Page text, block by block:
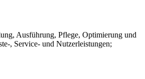
Ausführung, Pflege, Optimierung und
, Service- und Nutzerleistungen;